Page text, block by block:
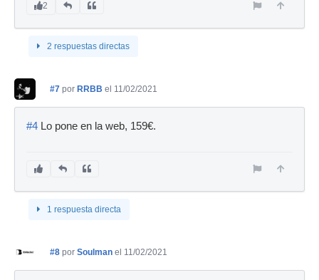
2
2 respuestas directas
#7 por RRBB el 11/02/2021
#4 Lo pone en la web, 159€.
1 respuesta directa
#8 por Soulman el 11/02/2021